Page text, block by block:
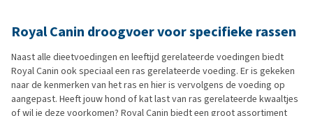
Royal Canin droogvoer voor specifieke rassen
Naast alle dieetvoedingen en leeftijd gerelateerde voedingen biedt
Royal Canin ook speciaal een ras gerelateerde voeding. Er is gekeken
naar de kenmerken van het ras en hier is vervolgens de voeding op
aangepast. Heeft jouw hond of kat last van ras gerelateerde kwaaltjes
of wil je deze voorkomen? Royal Canin biedt een groot assortiment